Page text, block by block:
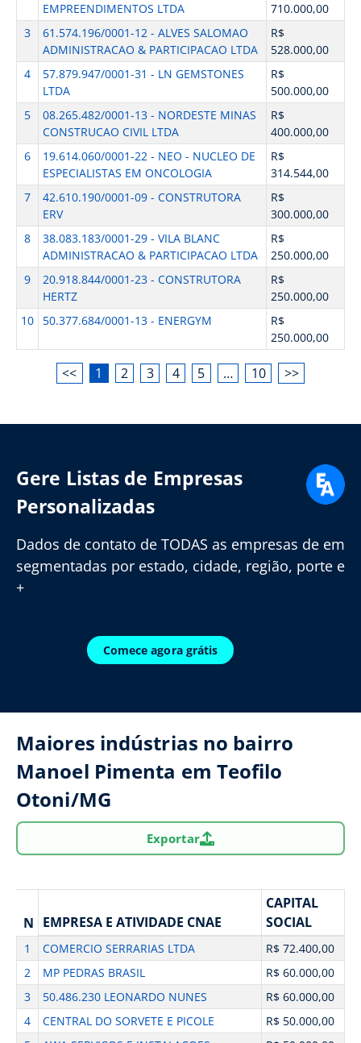
EMPREENDIMENTOS LTDA
710.000,00
3
61.574.196/0001-12 - ALVES SALOMAO
ADMINISTRACAO & PARTICIPACAO LTDA
R$
528.000,00
4
57.879.947/0001-31 - LN GEMSTONES
LTDA
R$
500.000,00
5
08.265.482/0001-13 - NORDESTE MINAS
CONSTRUCAO CIVIL LTDA
R$
400.000,00
6
19.614.060/0001-22 - NEO - NUCLEO DE
ESPECIALISTAS EM ONCOLOGIA
R$
314.544,00
7
42.610.190/0001-09 - CONSTRUTORA
ERV
R$
300.000,00
8
38.083.183/0001-29 - VILA BLANC
ADMINISTRACAO & PARTICIPACAO LTDA
R$
250.000,00
9
20.918.844/0001-23 - CONSTRUTORA
HERTZ
R$
250.000,00
10
50.377.684/0001-13 - ENERGYM
R$
250.000,00
<< 1 2 3 4 5 … 10 >>
Gere Listas de Empresas
Personalizadas
Dados de contato de TODAS as empresas de em
segmentadas por estado, cidade, região, porte e
+
Comece agora grátis
Maiores indústrias no bairro
Manoel Pimenta em Teofilo
Otoni/MG
Exportar
N EMPRESA E ATIVIDADE CNAE
CAPITAL
SOCIAL
1 COMERCIO SERRARIAS LTDA
R$ 72.400,00
2
MP PEDRAS BRASIL
R$ 60.000,00
3
50.486.230 LEONARDO NUNES
R$ 60.000,00
4
CENTRAL DO SORVETE E PICOLE
R$ 50.000,00